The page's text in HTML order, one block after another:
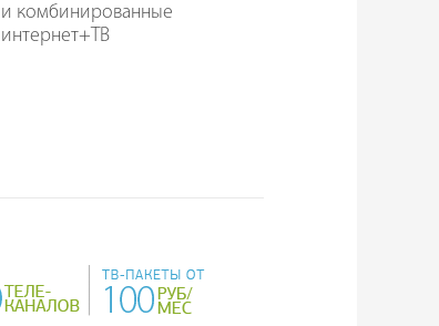
и комбинированные
интернет+ТВ